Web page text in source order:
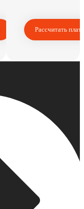
Рассчитать